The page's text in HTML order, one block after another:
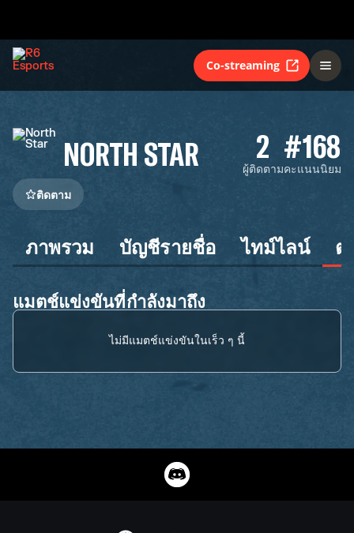
Co-streaming
NORTH STAR 2
ผู้ติดตาม
#168
คะแนนนิยม
ติดตาม
ภาพรวม บัญชีรายชื่อ ไทม์ไลน์ ต
แมตช์แข่งขันที่กำลังมาถึง
ไม่มีแมตช์แข่งขันในเร็ว ๆ นี้